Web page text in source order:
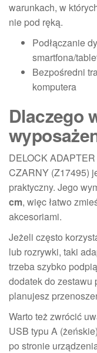
warunkach, w
nie pod ręką.
Podłączanie
smartfona/
Bezpośredni
komputera
Dlaczego
DELOCK
CZARNY (Z17495)
praktyczny. Jego
cm, więc łatwo
akcesoriami.
Jeżeli często
lub rozrywki, taki
trzeba szybko
dodatek do zestawu
planujesz
Warto też zwrócić
USB typu A
po stronie